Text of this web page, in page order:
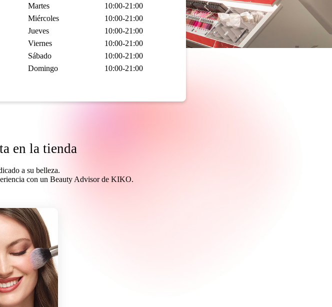
Martes
10:00-21:00
Miércoles
10:00-21:00
Jueves
10:00-21:00
Viernes
10:00-21:00
Sábado
10:00-21:00
Domingo
10:00-21:00
en la tienda
a su belleza.
con un Beauty Advisor de KIKO.